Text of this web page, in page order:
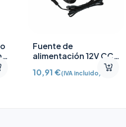
Fuente de
alimentación 12V CC
10,91€(IVA incluido)